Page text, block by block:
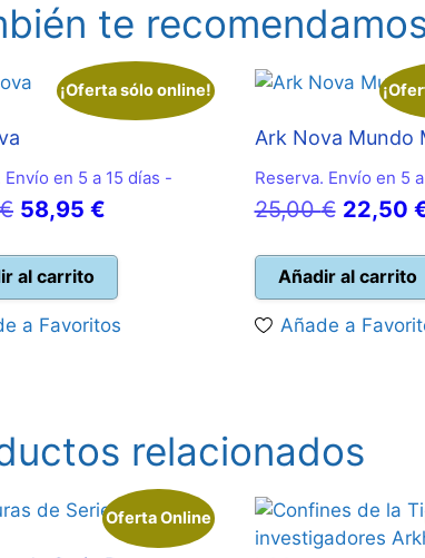
te
¡Oferta sólo online!
Envío en 5 a 15 días -
€ El
original
era:
65,00 €.
58,95 €
es:
58,95 €.
al carrito
a Favoritos
Ark Nova Mundo
Reserva. Envío en 5
25,00€ El
original
era:
25,00
22,50
Añadir al carrito
Añade a
relacionados
Oferta Online